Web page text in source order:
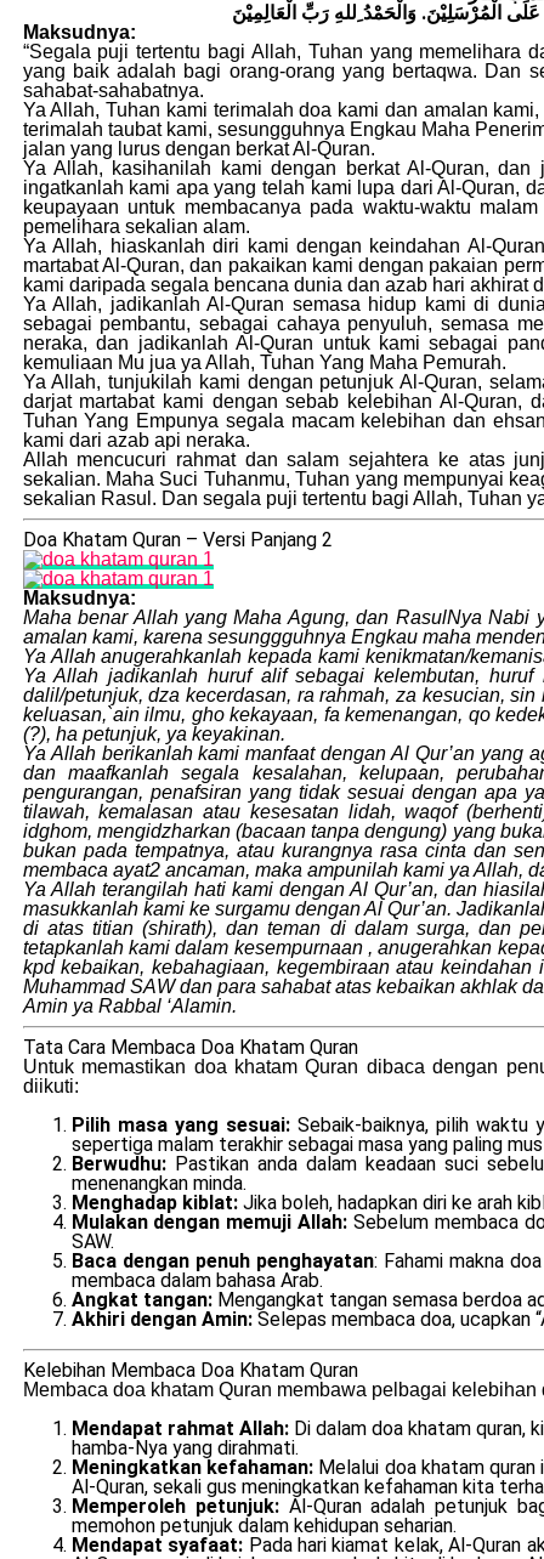
الْمُرْسَلِيْنَ. وَالْحَمْدُ ِللهِ رَبِّ الْعَالِمِيْنَ
Maksudnya:
“Segala puji tertentu bagi Allah, Tuhan yang memelihara
yang baik adalah bagi orang-orang yang bertaqwa. Dan
sahabat-sahabatnya.
Ya Allah, Tuhan kami terimalah doa kami dan amalan
terimalah taubat kami, sesungguhnya Engkau Maha
jalan yang lurus dengan berkat Al-Quran.
Ya Allah, kasihanilah kami dengan berkat Al-Quran,
ingatkanlah kami apa yang telah kami lupa dari Al-Quran,
keupayaan untuk membacanya pada waktu-waktu
pemelihara sekalian alam.
Ya Allah, hiaskanlah diri kami dengan keindahan Al-
martabat Al-Quran, dan pakaikan kami dengan pakaian
kami daripada segala bencana dunia dan azab hari akhirat
Ya Allah, jadikanlah Al-Quran semasa hidup kami di
sebagai pembantu, sebagai cahaya penyuluh, semasa
neraka, dan jadikanlah Al-Quran untuk kami sebagai
kemuliaan Mu jua ya Allah, Tuhan Yang Maha Pemurah.
Ya Allah, tunjukilah kami dengan petunjuk Al-Quran,
darjat martabat kami dengan sebab kelebihan Al-Quran,
Tuhan Yang Empunya segala macam kelebihan dan
kami dari azab api neraka.
Allah mencucuri rahmat dan salam sejahtera ke atas
sekalian. Maha Suci Tuhanmu, Tuhan yang mempunyai
sekalian Rasul. Dan segala puji tertentu bagi Allah, Tuhan
Doa Khatam Quran – Versi Panjang 2
Maksudnya:
Maha benar Allah yang Maha Agung, dan RasulNya
amalan kami, karena sesunggguhnya Engkau maha
Ya Allah anugerahkanlah kepada kami kenikmatan/
Ya Allah jadikanlah huruf alif sebagai kelembutan,
dalil/petunjuk, dza kecerdasan, ra rahmah, za kesucian,
keluasan,`ain ilmu, gho kekayaan, fa kemenangan, qo
(?), ha petunjuk, ya keyakinan.
Ya Allah berikanlah kami manfaat dengan Al Qur’an
dan maafkanlah segala kesalahan, kelupaan,
pengurangan, penafsiran yang tidak sesuai dengan apa
tilawah, kemalasan atau kesesatan lidah, waqof
idghom, mengidzharkan (bacaan tanpa dengung) yang
bukan pada tempatnya, atau kurangnya rasa cinta dan
membaca ayat2 ancaman, maka ampunilah kami ya Allah,
Ya Allah terangilah hati kami dengan Al Qur’an, dan
masukkanlah kami ke surgamu dengan Al Qur’an.
di atas titian (shirath), dan teman di dalam surga, dan
tetapkanlah kami dalam kesempurnaan , anugerahkan
kpd kebaikan, kebahagiaan, kegembiraan atau
Muhammad SAW dan para sahabat atas kebaikan akhlak
Amin ya Rabbal ‘Alamin.
Tata Cara Membaca Doa Khatam Quran
Untuk memastikan doa khatam Quran dibaca dengan
diikuti:
Pilih masa yang sesuai:Sebaik-baiknya, pilih waktu
sepertiga malam terakhir sebagai masa yang paling
Berwudhu:Pastikan anda dalam keadaan suci
menenangkan minda.
Menghadap kiblat: Jika boleh, hadapkan diri ke arah
Mulakan dengan memuji Allah: Sebelum membaca
SAW.
Baca dengan penuh penghayatan: Fahami makna
membaca dalam bahasa Arab.
Angkat tangan:Mengangkat tangan semasa berdoa
Akhiri dengan Amin:Selepas membaca doa, ucapkan
Kelebihan Membaca Doa Khatam Quran
Membaca doa khatam Quran membawa pelbagai
Mendapat rahmat Allah: Di dalam doa khatam quran,
hamba-Nya yang dirahmati.
Meningkatkan kefahaman: Melalui doa khatam
Al-Quran, sekali gus meningkatkan kefahaman kita
Memperoleh petunjuk: Al-Quran adalah petunjuk
memohon petunjuk dalam kehidupan seharian.
Mendapat syafaat: Pada hari kiamat kelak, Al-Quran